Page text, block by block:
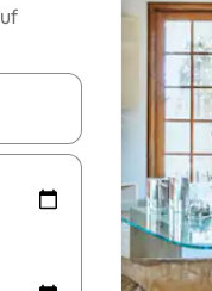
den Pfeiltasten nach